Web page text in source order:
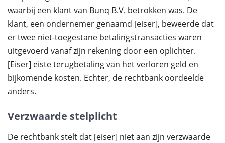
waarbij een klant van Bunq B.V. betrokken was. De
klant, een ondernemer genaamd [eiser], beweerde dat
er twee niet-toegestane betalingstransacties waren
uitgevoerd vanaf zijn rekening door een oplichter.
[Eiser] eiste terugbetaling van het verloren geld en
bijkomende kosten. Echter, de rechtbank oordeelde
anders.
Verzwaarde stelplicht
De rechtbank stelt dat [eiser] niet aan zijn verzwaarde